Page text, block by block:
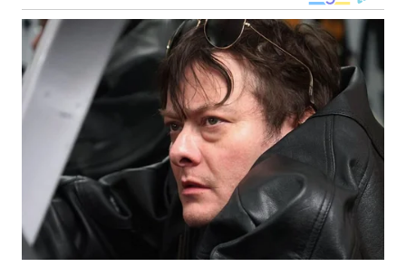
KALTIM
WN
SULSEL
WN
GORONTALO
WN
SULUT
WN